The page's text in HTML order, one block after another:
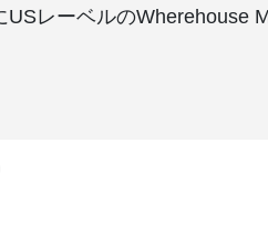
USレーベルのWherehouse